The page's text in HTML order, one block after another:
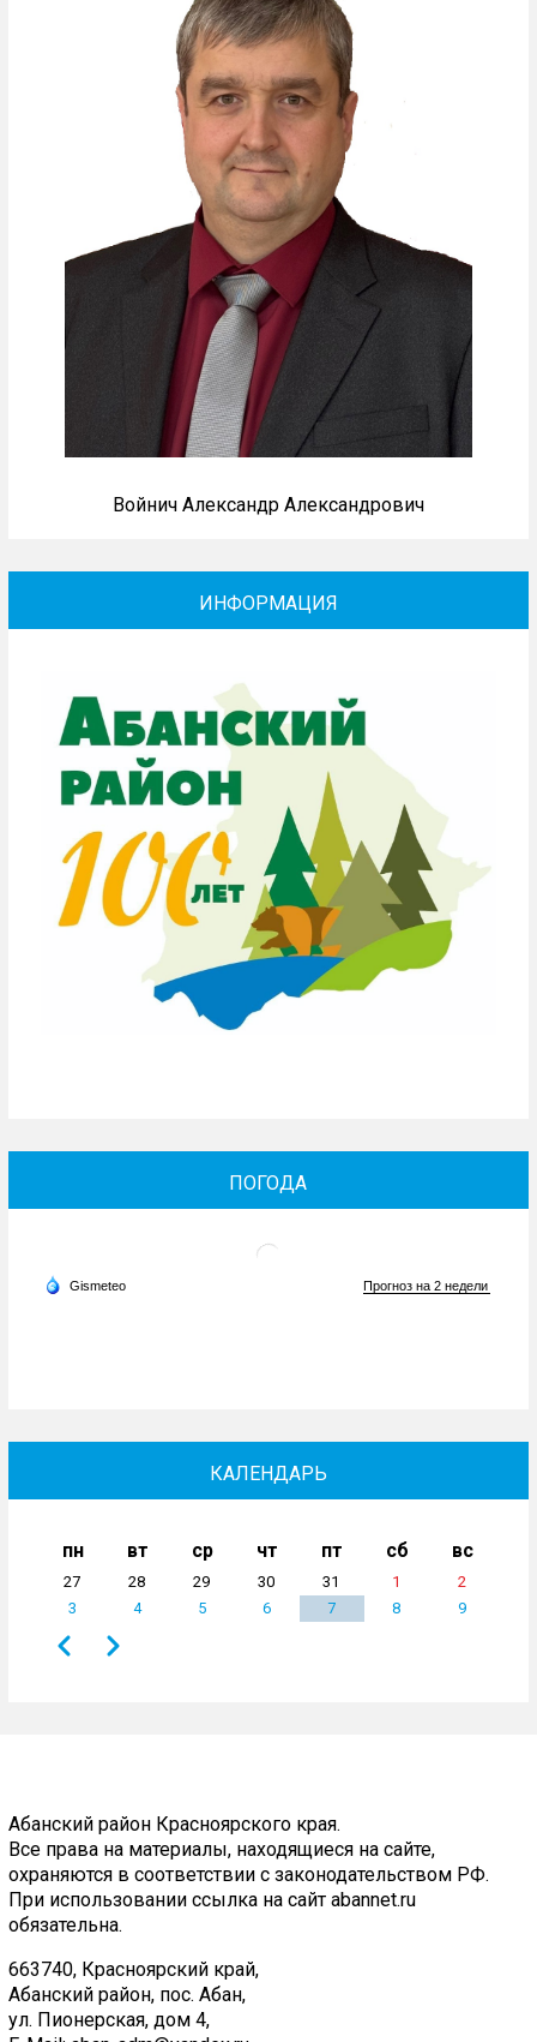
Войнич Александр Александрович
ИНФОРМАЦИЯ
ПОГОДА
КАЛЕНДАРЬ
пн вт ср чт пт сб вс
27 28 29 30 31 1
2
3
4 5 6 7 8 9
Назад Вперёд
Абанский район Красноярского края.
Все права на материалы, находящиеся на сайте,
охраняются в соответствии с законодательством РФ.
При использовании ссылка на сайт abannet.ru
обязательна.
663740, Красноярский край,
Абанский район, пос. Абан,
ул. Пионерская, дом 4,